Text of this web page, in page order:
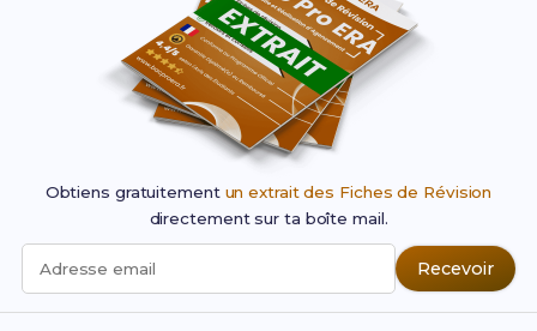
Obtiens gratuitement un extrait des Fiches de Révision
directement sur ta boîte mail.
Adresse email Recevoir